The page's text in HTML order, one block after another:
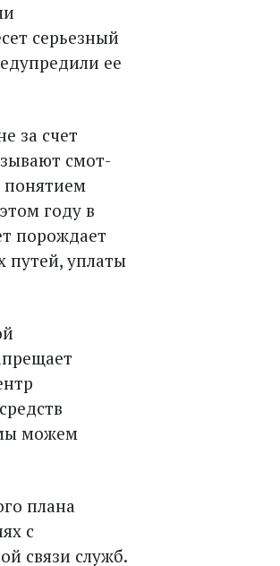
серьезный
ее
за счет
смот­
понятием
году в
порождает
путей, уплаты
можем
плана
с
связи служб.